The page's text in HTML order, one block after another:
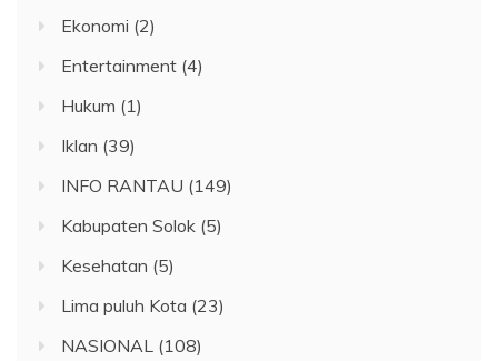
Ekonomi (2)
Entertainment (4)
Hukum (1)
Iklan (39)
INFO RANTAU (149)
Kabupaten Solok (5)
Kesehatan (5)
Lima puluh Kota (23)
NASIONAL (108)